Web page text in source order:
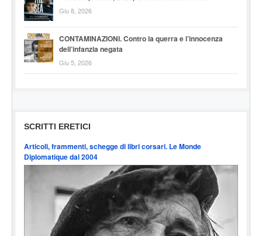
Giu 8, 2026
CONTAMINAZIONI. Contro la querra e l’innocenza
dell’infanzia negata
Giu 5, 2026
SCRITTI ERETICI
Articoli, frammenti, schegge di libri corsari. Le Monde
Diplomatique dal 2004